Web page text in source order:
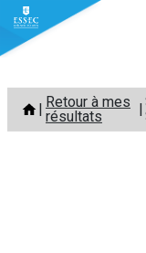
Aller
contenu
Retour à mes
résultats